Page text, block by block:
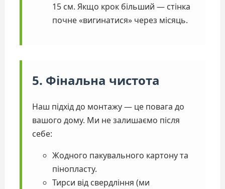
15 см. Якщо крок більший — стінка
почне «вигинатися» через місяць.
5. Фінальна чистота
Наш підхід до монтажу — це повага до
вашого дому. Ми не залишаємо після
себе:
Жодного пакувального картону та
пінопласту.
Тирси від свердління (ми